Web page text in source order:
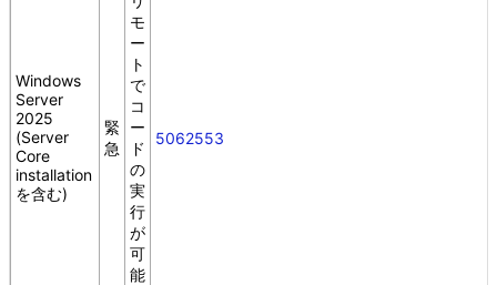
Windows
Server
2025
(Server
Core
installation
を含む)
緊
急
モ
ー
ト
で
コ
ー
ド
の
実
行
が
可
能
5062553